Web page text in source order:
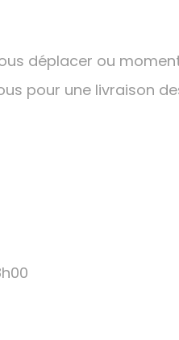
déplacer ou
pour une livraison